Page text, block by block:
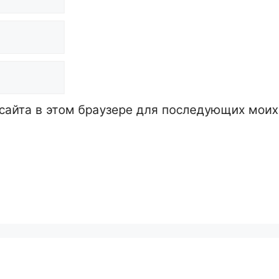
в этом браузере для последующих моих